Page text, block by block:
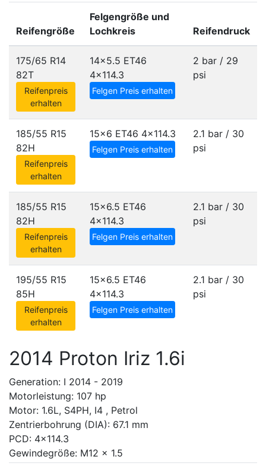
Reifengröße
Felgengröße und
Lochkreis
Reifendruck
175/65 R14
82T
Reifenpreis
erhalten
14x5.5 ET46
4x114.3
Felgen Preis erhalten
2 bar / 29
psi
185/55 R15
82H
Reifenpreis
erhalten
15x6 ET46 4x114.3
Felgen Preis erhalten
2.1 bar / 30
psi
185/55 R15
82H
Reifenpreis
erhalten
15x6.5 ET46
4x114.3
Felgen Preis erhalten
2.1 bar / 30
psi
195/55 R15
85H
Reifenpreis
erhalten
15x6.5 ET46
4x114.3
Felgen Preis erhalten
2.1 bar / 30
psi
2014 Proton Iriz 1.6i
Generation: I 2014 - 2019
Motorleistung: 107 hp
Motor: 1.6L, S4PH, I4 , Petrol
Zentrierbohrung (DIA): 67.1 mm
PCD: 4x114.3
Gewindegröße: M12 x 1.5